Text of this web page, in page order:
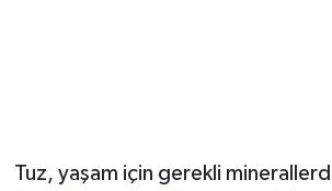
Tuz, yaşam için gerekli